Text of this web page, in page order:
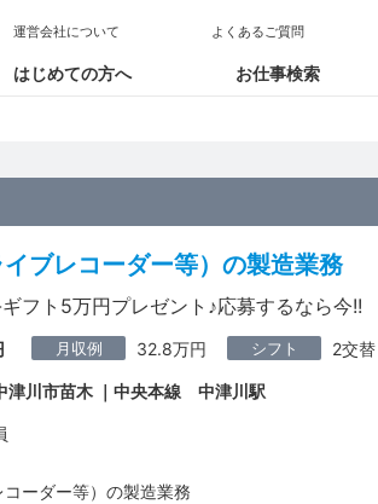
はじめての方へ お仕事検索
運営会社について よくあるご質問
ブレコーダー等）の製造業務
ギフト5万円プレゼント♪応募するなら今!!
月収例 32.8万円 シフト 2交替
津川市苗木 ｜中央本線 中津川駅
ーダー等）の製造業務